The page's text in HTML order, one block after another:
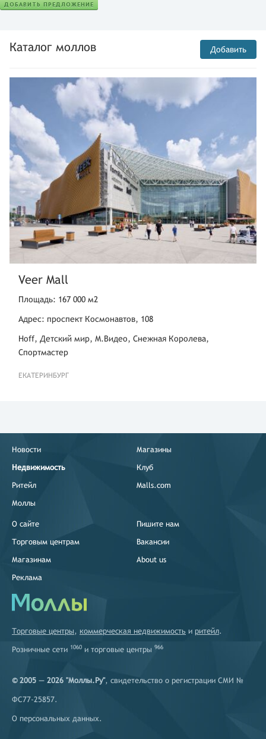
ДОБАВИТЬ ПРЕДЛОЖЕНИЕ
Каталог моллов Добавить
Veer Mall
Площадь: 167 000 м2
Адрес: проспект Космонавтов, 108
Hoff, Детский мир, М.Видео, Снежная Королева,
Спортмастер
ЕКАТЕРИНБУРГ
Новости
Недвижимость
Ритейл
Моллы
Магазины
Клуб
Malls.com
О сайте
Торговым центрам
Магазинам
Реклама
Пишите нам
Вакансии
About us
Торговые центры, коммерческая недвижимость и ритейл.
Розничные сети 1060 и торговые центры 966
© 2005 — 2026 "Моллы.Ру", свидетельство о регистрации СМИ №
ФС77-25857.
О персональных данных.